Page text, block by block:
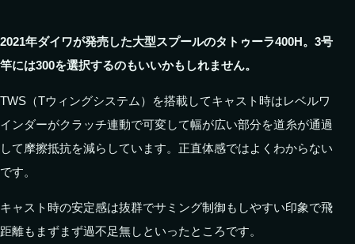
2021年ダイワが発売した大型スプールのタトゥーラ400H。3号
竿には300を選択するのもいいかもしれません。
TWS（Tウィングシステム）を搭載してキャスト時はレベルワ
インダーがクラッチ連動で可変して幅が広い部分を道糸が通過
して摩擦抵抗を減らしています。正直体感ではよくわからない
です。
キャスト時の安定感は抜群でサミング制御もしやすい印象で飛
距離もまずまず過不足無しといったところです。